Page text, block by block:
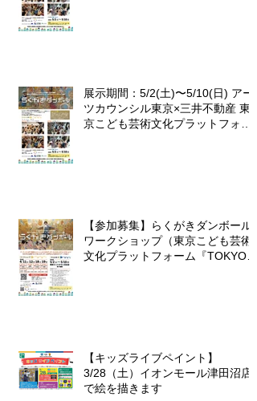
展示期間：5/2(土)〜5/10(日) アー
ツカウンシル東京×三井不動産 東
京こども芸術文化プラットフォー
【参加募集】らくがきダンボール
ワークショップ（東京こども芸術
文化プラットフォーム『TOKYOカ
【キッズライブペイント】
3/28（土）イオンモール津田沼店
で絵を描きます